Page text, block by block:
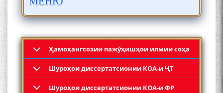
Ҳамоҳангсозии пажӯҳишҳои илмии соҳа
Шyроҳои диссертатсионии КОА-и ҶТ
Шyроҳои диссертатсионии КОА-и ФР
Кадамчо Худои Шарифзода